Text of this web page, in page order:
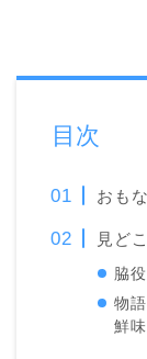
目次
おも
見ど
脇
物
鮮